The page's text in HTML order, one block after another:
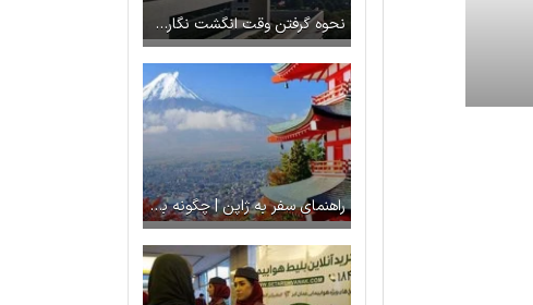
نحوه گرفتن وقت انگشت نگاری کانادا در ترکیه
راهنمای سفر به ژاپن | چگونه با بوجه کم به ژاپن سفر کنیم؟